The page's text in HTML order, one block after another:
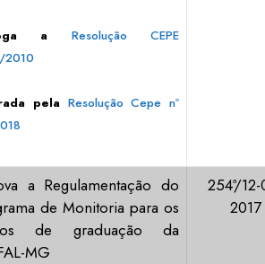
a Resolução CEPE
2010
pela Resolução Cepe nº
a Regulamentação do
de Monitoria para os
de graduação da
MG
254ª/
2017